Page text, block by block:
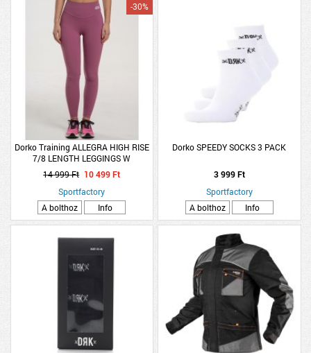
Dorko Training ALLEGRA HIGH RISE
7/8 LENGTH LEGGINGS W
-30%
14 999 Ft 10 499 Ft
Sportfactory
A bolthoz
Info
Dorko SPEEDY SOCKS 3 PACK
3 999 Ft
Sportfactory
A bolthoz
Info